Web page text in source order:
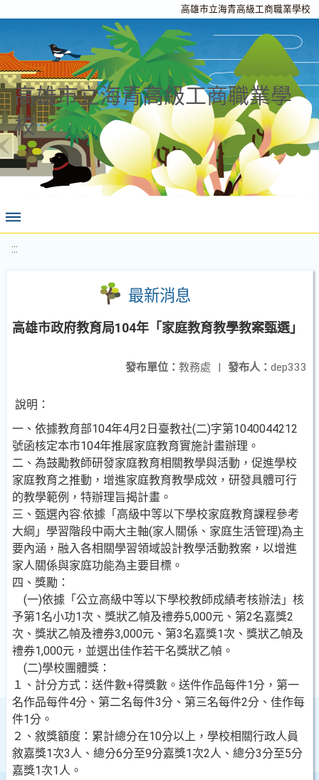
高雄市立海青高級工商職業學校
高雄市立海青高級工商職業學
校
:::
最新消息
高雄市政府教育局104年「家庭教育教學教案甄選」
發布人： dep333
發布單位： 教務處 |
說明：
一、依據教育部104年4月2日臺教社(二)字第1040044212
號函核定本市104年推展家庭教育實施計畫辦理。
二、為鼓勵教師研發家庭教育相關教學與活動，促進學校
家庭教育之推動，增進家庭教育教學成效，研發具體可行
的教學範例，特辦理旨揭計畫。
三、甄選內容:依據「高級中等以下學校家庭教育課程參考
大綱」學習階段中兩大主軸(家人關係、家庭生活管理)為主
要內涵，融入各相關學習領域設計教學活動教案，以增進
家人關係與家庭功能為主要目標。
四、獎勵：
(一)依據「公立高級中等以下學校教師成績考核辦法」核
予第1名小功1次、獎狀乙幀及禮券5,000元、第2名嘉獎2
次、獎狀乙幀及禮券3,000元、第3名嘉獎1次、獎狀乙幀及
禮券1,000元，並選出佳作若干名獎狀乙幀。
(二)學校團體獎：
１、計分方式：送件數+得獎數。送件作品每件1分，第一
名作品每件4分、第二名每件3分、第三名每件2分、佳作每
件1分。
２、敘獎額度：累計總分在10分以上，學校相關行政人員
敘嘉獎1次3人、總分6分至9分嘉獎1次2人、總分3分至5分
嘉獎1次1人。